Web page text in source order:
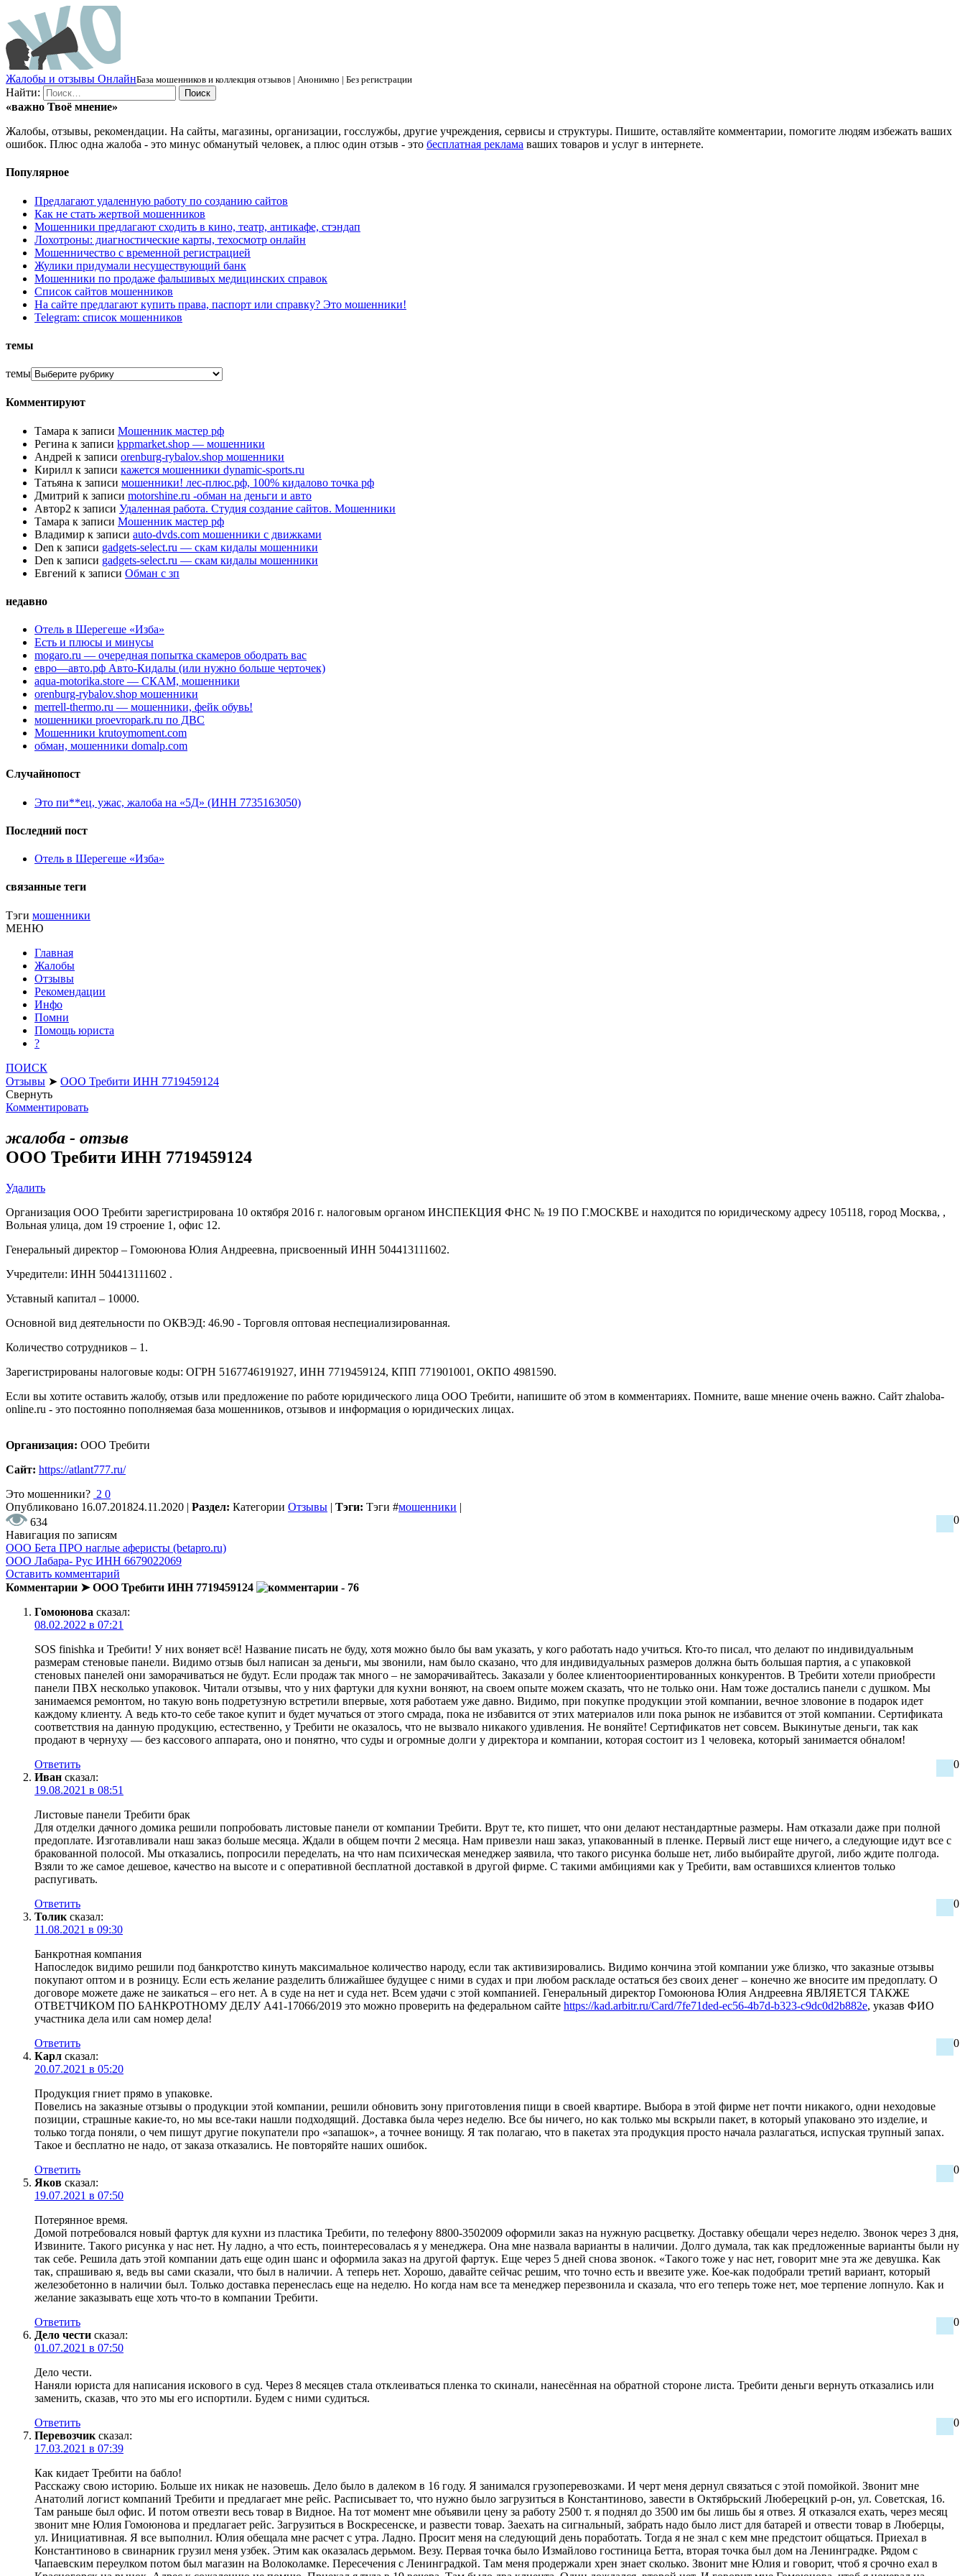
Жалобы и отзывы ОнлайнБаза мошенников и коллекция отзывов | Анонимно | Без регистрации
Найти:
«важно Твоё мнение»
Жалобы, отзывы, рекомендации. На сайты, магазины, организации, госслужбы, другие учреждения, сервисы и структуры. Пишите, оставляйте комментарии, помогите людям избежать ваших
ошибок. Плюс одна жалоба - это минус обманутый человек, а плюс один отзыв - это бесплатная реклама ваших товаров и услуг в интернете.
Популярное
Предлагают удаленную работу по созданию сайтов
Как не стать жертвой мошенников
Мошенники предлагают сходить в кино, театр, антикафе, стэндап
Лохотроны: диагностические карты, техосмотр онлайн
Мошенничество с временной регистрацией
Жулики придумали несуществующий банк
Мошенники по продаже фальшивых медицинских справок
Список сайтов мошенников
На сайте предлагают купить права, паспорт или справку? Это мошенники!
Telegram: список мошенников
темы
темы
Комментируют
Тамара к записи Мошенник мастер рф
Регина к записи kppmarket.shop — мошенники
Андрей к записи orenburg-rybalov.shop мошенники
Кирилл к записи кажется мошенники dynamic-sports.ru
Татьяна к записи мошенники! лес-плюс.рф, 100% кидалово точка рф
Дмитрий к записи motorshine.ru -обман на деньги и авто
Автор2 к записи Удаленная работа. Студия создание сайтов. Мошенники
Тамара к записи Мошенник мастер рф
Владимир к записи auto-dvds.com мошенники с движками
Den к записи gadgets-select.ru — скам кидалы мошенники
Den к записи gadgets-select.ru — скам кидалы мошенники
Евгений к записи Обман с зп
недавно
Отель в Шерегеше «Изба»
Есть и плюсы и минусы
mogaro.ru — очередная попытка скамеров ободрать вас
евро—авто.рф Авто-Кидалы (или нужно больше черточек)
aqua-motorika.store — СКАМ, мошенники
orenburg-rybalov.shop мошенники
merrell-thermo.ru — мошенники, фейк обувь!
мошенники proevropark.ru по ДВС
Мошенники krutoymoment.com
обман, мошенники domalp.com
Случайнопост
Это пи**ец, ужас, жалоба на «5Д» (ИНН 7735163050)
Последний пост
Отель в Шерегеше «Изба»
связанные теги
Тэги мошенники
МЕНЮ
Главная
Жалобы
Отзывы
Рекомендации
Инфо
Помни
Помощь юриста
?
ПОИСК
Отзывы ➤ ООО Требити ИНН 7719459124
Свернуть
Комментировать
жалоба - отзыв
ООО Требити ИНН 7719459124
Удалить
Организация ООО Требити зарегистрирована 10 октября 2016 г. налоговым органом ИНСПЕКЦИЯ ФНС № 19 ПО Г.МОСКВЕ и находится по юридическому адресу 105118, город Москва, ,
Вольная улица, дом 19 строение 1, офис 12.
Генеральный директор – Гомоюнова Юлия Андреевна, присвоенный ИНН 504413111602.
Учредители: ИНН 504413111602 .
Уставный капитал – 10000.
Основной вид деятельности по ОКВЭД: 46.90 - Торговля оптовая неспециализированная.
Количество сотрудников – 1.
Зарегистрированы налоговые коды: ОГРН 5167746191927, ИНН 7719459124, КПП 771901001, ОКПО 4981590.
Если вы хотите оставить жалобу, отзыв или предложение по работе юридического лица ООО Требити, напишите об этом в комментариях. Помните, ваше мнение очень важно. Сайт zhaloba-
online.ru - это постоянно пополняемая база мошенников, отзывов и информация о юридических лицах.
Организация: ООО Требити
Сайт: https://atlant777.ru/
Это мошенники? 2 0
Опубликовано 16.07.201824.11.2020 | Раздел: Категории Отзывы | Тэги: Тэги #мошенники |
634
0
Навигация по записям
ООО Бета ПРО наглые аферисты (betapro.ru)
ООО Лабара- Рус ИНН 6679022069
Оставить комментарий
Комментарии ➤ ООО Требити ИНН 7719459124
- 76
Гомоюнова сказал:
08.02.2022 в 07:21
SOS finishka и Требити! У них воняет всё! Название писать не буду, хотя можно было бы вам указать, у кого работать надо учиться. Кто-то писал, что делают по индивидуальным
размерам стеновые панели. Видимо отзыв был написан за деньги, мы звонили, нам было сказано, что для индивидуальных размеров должна быть большая партия, а с упаковкой
стеновых панелей они заморачиваться не будут. Если продаж так много – не заморачивайтесь. Заказали у более клиентоориентированных конкурентов. В Требити хотели приобрести
панели ПВХ несколько упаковок. Читали отзывы, что у них фартуки для кухни воняют, на своем опыте можем сказать, что не только они. Нам тоже достались панели с душком. Мы
занимаемся ремонтом, но такую вонь подретузную встретили впервые, хотя работаем уже давно. Видимо, при покупке продукции этой компании, вечное зловоние в подарок идет
каждому клиенту. А ведь кто-то себе такое купит и будет мучаться от этого смрада, пока не избавится от этих материалов или пока рынок не избавится от этой компании. Сертификата
соответствия на данную продукцию, естественно, у Требити не оказалось, что не вызвало никакого удивления. Не воняйте! Сертификатов нет совсем. Выкинутые деньги, так как
продают в чернуху — без кассового аппарата, оно и понятно, что суды и огромные долги у директора и компании, которая состоит из 1 человека, который занимается обналом!
0
Ответить
Иван сказал:
19.08.2021 в 08:51
Листовые панели Требити брак
Для отделки дачного домика решили попробовать листовые панели от компании Требити. Врут те, кто пишет, что они делают нестандартные размеры. Нам отказали даже при полной
предоплате. Изготавливали наш заказ больше месяца. Ждали в общем почти 2 месяца. Нам привезли наш заказ, упакованный в пленке. Первый лист еще ничего, а следующие идут все с
бракованной полосой. Мы отказались, попросили переделать, на что нам психическая менеджер заявила, что такого рисунка больше нет, либо выбирайте другой, либо ждите полгода.
Взяли то же самое дешевое, качество на высоте и с оперативной бесплатной доставкой в другой фирме. С такими амбициями как у Требити, вам оставшихся клиентов только
распугивать.
0
Ответить
Толик сказал:
11.08.2021 в 09:30
Банкротная компания
Напоследок видимо решили под банкротство кинуть максимальное количество народу, если так активизировались. Видимо кончина этой компании уже близко, что заказные отзывы
покупают оптом и в розницу. Если есть желание разделить ближайшее будущее с ними в судах и при любом раскладе остаться без своих денег – конечно же вносите им предоплату. О
договоре можете даже не заикаться – его нет. А в суде на нет и суда нет. Всем удачи с этой компанией. Генеральный директор Гомоюнова Юлия Андреевна ЯВЛЯЕТСЯ ТАКЖЕ
ОТВЕТЧИКОМ ПО БАНКРОТНОМУ ДЕЛУ А41-17066/2019 это можно проверить на федеральном сайте https://kad.arbitr.ru/Card/7fe71ded-ec56-4b7d-b323-c9dc0d2b882e, указав ФИО
участника дела или сам номер дела!
0
Ответить
Карл сказал:
20.07.2021 в 05:20
Продукция гниет прямо в упаковке.
Повелись на заказные отзывы о продукции этой компании, решили обновить зону приготовления пищи в своей квартире. Выбора в этой фирме нет почти никакого, одни неходовые
позиции, страшные какие-то, но мы все-таки нашли подходящий. Доставка была через неделю. Все бы ничего, но как только мы вскрыли пакет, в который упаковано это изделие, и
только тогда поняли, о чем пишут другие покупатели про «запашок», а точнее вонищу. Я так полагаю, что в пакетах эта продукция просто начала разлагаться, испуская трупный запах.
Такое и бесплатно не надо, от заказа отказались. Не повторяйте наших ошибок.
0
Ответить
Яков сказал:
19.07.2021 в 07:50
Потерянное время.
Домой потребовался новый фартук для кухни из пластика Требити, по телефону 8800-3502009 оформили заказ на нужную расцветку. Доставку обещали через неделю. Звонок через 3 дня,
Извините. Такого рисунка у нас нет. Ну ладно, а что есть, поинтересовалась я у менеджера. Она мне назвала варианты в наличии. Долго думала, так как предложенные варианты были ну
так себе. Решила дать этой компании дать еще один шанс и оформила заказ на другой фартук. Еще через 5 дней снова звонок. «Такого тоже у нас нет, говорит мне эта же девушка. Как
так, спрашиваю я, ведь вы сами сказали, что был в наличии. А теперь нет. Хорошо, давайте сейчас решим, что точно есть и ввезите уже. Кое-как подобрали третий вариант, который
железобетонно в наличии был. Только доставка перенеслась еще на неделю. Но когда нам все та менеджер перезвонила и сказала, что его теперь тоже нет, мое терпение лопнуло. Как и
желание заказывать еще хоть что-то в компании Требити.
0
Ответить
Дело чести сказал:
01.07.2021 в 07:50
Дело чести.
Наняли юриста для написания искового в суд. Через 8 месяцев стала отклеиваться пленка то скинали, нанесённая на обратной стороне листа. Требити деньги вернуть отказались или
заменить, сказав, что это мы его испортили. Будем с ними судиться.
0
Ответить
Перевозчик сказал:
17.03.2021 в 07:39
Как кидает Требити на бабло!
Расскажу свою историю. Больше их никак не назовешь. Дело было в далеком в 16 году. Я занимался грузоперевозками. И черт меня дернул связаться с этой помойкой. Звонит мне
Анатолий логист компаний Требити и предлагает мне рейс. Расписывает то, что нужно было загрузиться в Константиново, завести в Октябрьский Люберецкий р-он, ул. Советская, 16.
Там раньше был офис. И потом отвезти весь товар в Видное. На тот момент мне объявили цену за работу 2500 т. я поднял до 3500 им бы лишь бы я отвез. Я отказался ехать, через месяц
звонит мне Юлия Гомоюнова и предлагает рейс. Загрузиться в Воскресенске, и развести товар. Заехать на сигнальный, забрать надо было лист для батарей и отвести товар в Люберцы,
ул. Инициативная. Я все выполнил. Юлия обещала мне расчет с утра. Ладно. Просит меня на следующий день поработать. Тогда я не знал с кем мне предстоит общаться. Приехал в
Константиново в свинарник грузил меня узбек. Этим как оказалась дерьмом. Везу. Первая точка было Измайлово гостиница Бетта, вторая точка был дом на Ленинградке. Рядом с
Чапаевским переулком потом был магазин на Волоколамке. Пересечения с Ленинградкой. Там меня продержали хрен знает сколько. Звонит мне Юлия и говорит, чтоб я срочно ехал в